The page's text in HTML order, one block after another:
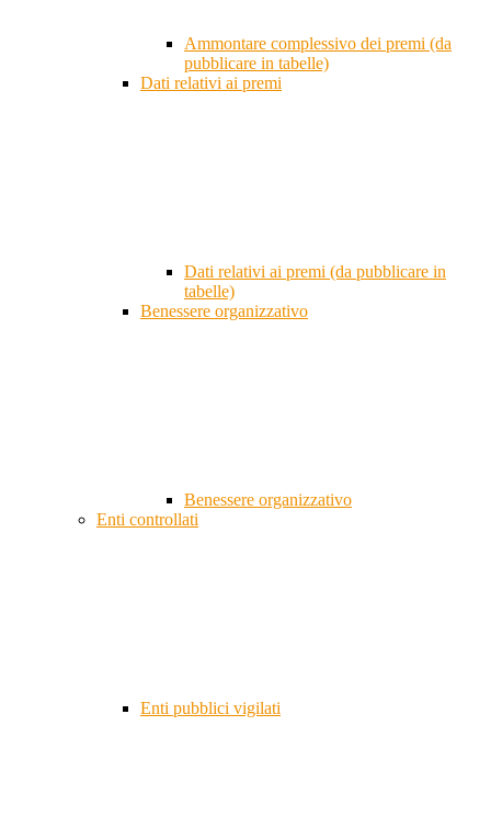
Ammontare complessivo dei premi (da
pubblicare in tabelle)
Dati relativi ai premi
Dati relativi ai premi (da pubblicare in
tabelle)
Benessere organizzativo
Benessere organizzativo
Enti controllati
Enti pubblici vigilati